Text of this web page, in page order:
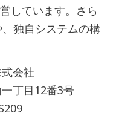
しています。さら
独自システムの構
会社
丁目12番3号